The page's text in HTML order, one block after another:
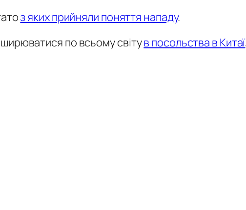
з яких прийняли поняття нападу.
по всьому світув посольства в Китаї,